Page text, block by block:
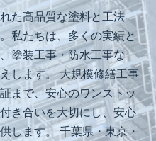
た高品質な塗料と工法
私たちは、多くの実績と
塗装工事・防水工事な
します。 大規模修繕工事
まで、安心のワンストッ
き合いを大切にし、安心
します。 千葉県・東京・